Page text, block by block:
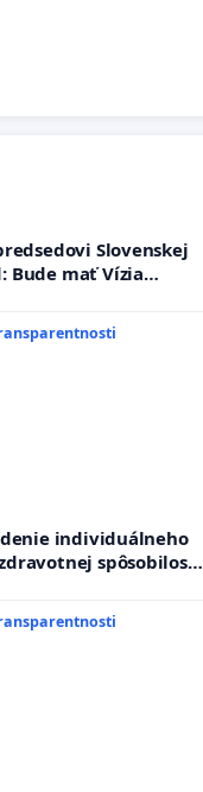
Slovenskej
Bude mať Vízia
mravnú chrbticu?
individuálneho
spôsobilosti
1. a 2. typu pri